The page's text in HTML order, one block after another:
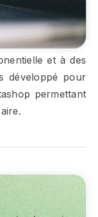
et à des
développé pour
permettant